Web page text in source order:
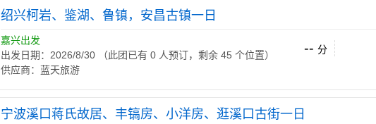
绍兴柯岩、鉴湖、鲁镇，安昌古镇一日
嘉兴出发
出发日期：2026/8/30 （此团已有 0 人预订，剩余 45 个位置）
供应商：蓝天旅游
-- 分
宁波溪口蒋氏故居、丰镐房、小洋房、逛溪口古街一日